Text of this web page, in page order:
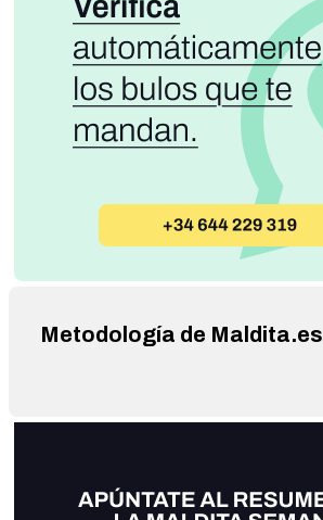
Metodología de Maldita.es